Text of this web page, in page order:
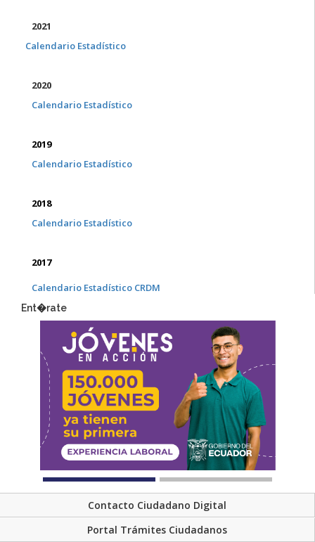
2021
Calendario Estadístico
2020
Calendario Estadístico
2019
Calendario Estadístico
2018
Calendario Estadístico
2017
Calendario Estadístico CRDM
Ent�rate
Contacto Ciudadano Digital
Portal Trámites Ciudadanos